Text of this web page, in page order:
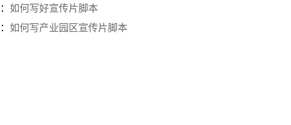
如何写好宣传片脚本
如何写产业园区宣传片脚本